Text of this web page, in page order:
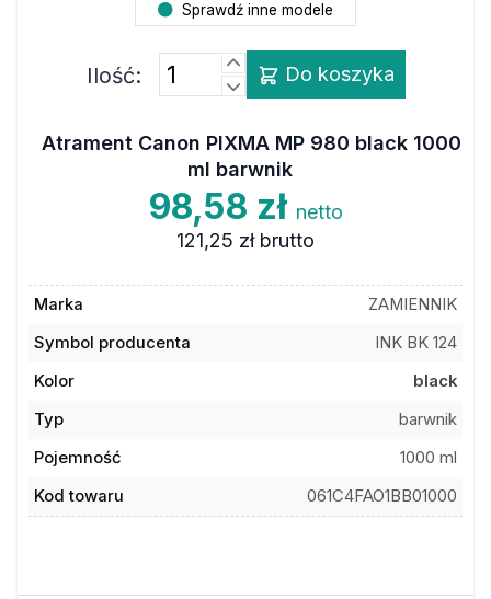
Sprawdź inne modele
Ilość: Do koszyka
Atrament Canon PIXMA MP 980 black 1000
ml barwnik
98,58 zł netto
121,25 zł brutto
Marka
ZAMIENNIK
Symbol producenta
INK BK 124
Kolor
black
Typ
barwnik
Pojemność
1000 ml
Kod towaru
061C4FAO1BB01000